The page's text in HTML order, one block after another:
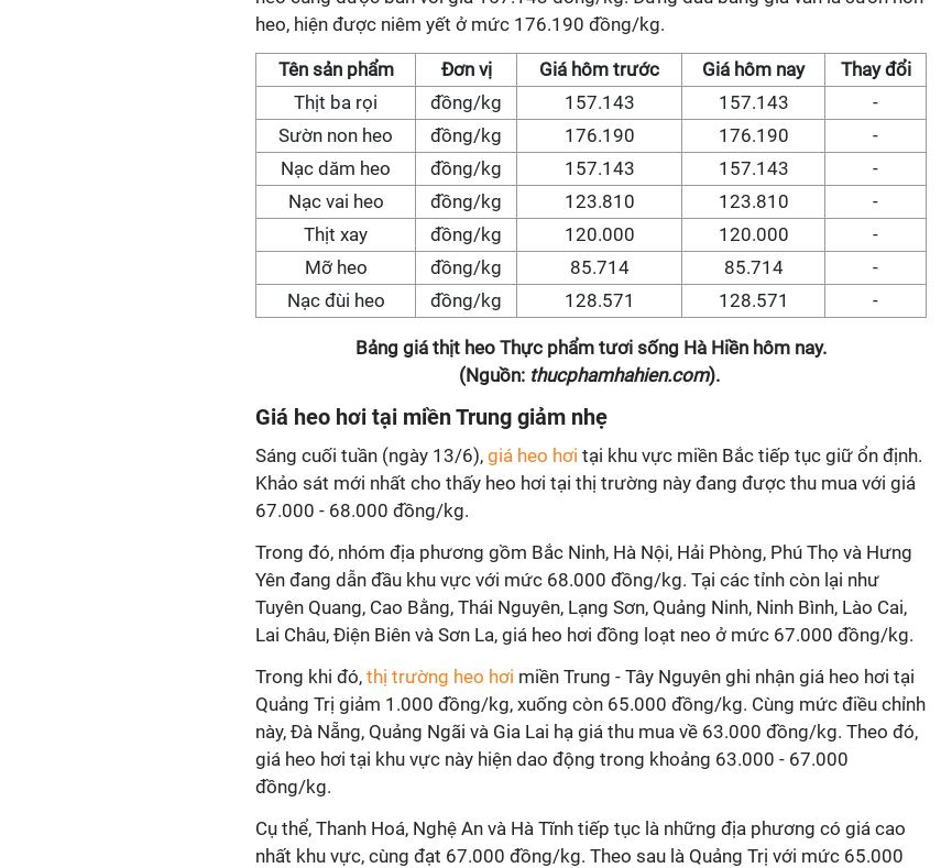
heo, hiện được niêm yết ở mức 176.190 đồng/kg.
Tên sản phẩm Đơn vị Giá hôm trước Giá hôm nay
Thay đổi
Thịt ba rọi
đồng/kg 157.143 157.143
-
Sườn non heo
đồng/kg 176.190 176.190
-
Nạc dăm heo
đồng/kg 157.143 157.143
-
Nạc vai heo
đồng/kg 123.810 123.810
-
Thịt xay
đồng/kg 120.000 120.000
-
Mỡ heo
đồng/kg 85.714 85.714
-
Nạc đùi heo
đồng/kg 128.571 128.571 -
Bảng giá thịt heo Thực phẩm tươi sống Hà Hiền hôm nay.
(Nguồn:thucphamhahien.com).
Giá heo hơi tại miền Trung giảm nhẹ
Sáng cuối tuần (ngày 13/6), giá heo hơi tại khu vực miền Bắc tiếp tục giữ ổn định.
Khảo sát mới nhất cho thấy heo hơi tại thị trường này đang được thu mua với giá
67.000 - 68.000 đồng/kg.
Trong đó, nhóm địa phương gồm Bắc Ninh, Hà Nội, Hải Phòng, Phú Thọ và Hưng
Yên đang dẫn đầu khu vực với mức 68.000 đồng/kg. Tại các tỉnh còn lại như
Tuyên Quang, Cao Bằng, Thái Nguyên, Lạng Sơn, Quảng Ninh, Ninh Bình, Lào Cai,
Lai Châu, Điện Biên và Sơn La, giá heo hơi đồng loạt neo ở mức 67.000 đồng/kg.
Trong khi đó, thị trường heo hơi miền Trung - Tây Nguyên ghi nhận giá heo hơi tại
Quảng Trị giảm 1.000 đồng/kg, xuống còn 65.000 đồng/kg. Cùng mức điều chỉnh
này, Đà Nẵng, Quảng Ngãi và Gia Lai hạ giá thu mua về 63.000 đồng/kg. Theo đó,
giá heo hơi tại khu vực này hiện dao động trong khoảng 63.000 - 67.000
đồng/kg.
Cụ thể, Thanh Hoá, Nghệ An và Hà Tĩnh tiếp tục là những địa phương có giá cao
nhất khu vực, cùng đạt 67.000 đồng/kg. Theo sau là Quảng Trị với mức 65.000